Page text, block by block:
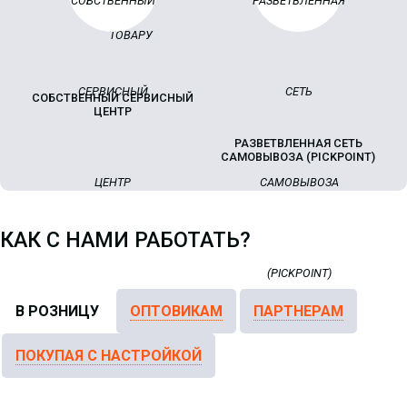
CCR2216-1G-12XS-2XQ
Цена:263 689.85 р.
Ethernet, 1х microSD, 802.3at
СОБСТВЕННЫЙ СЕРВИСНЫЙ
ЦЕНТР
РАЗВЕТВЛЕННАЯ СЕТЬ
САМОВЫВОЗА (PICKPOINT)
КАК С НАМИ РАБОТАТЬ?
В РОЗНИЦУ ОПТОВИКАМ ПАРТНЕРАМ
ПОКУПАЯ С НАСТРОЙКОЙ